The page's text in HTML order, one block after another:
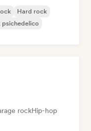
Hard rock
psichedelico
rockHip-hop